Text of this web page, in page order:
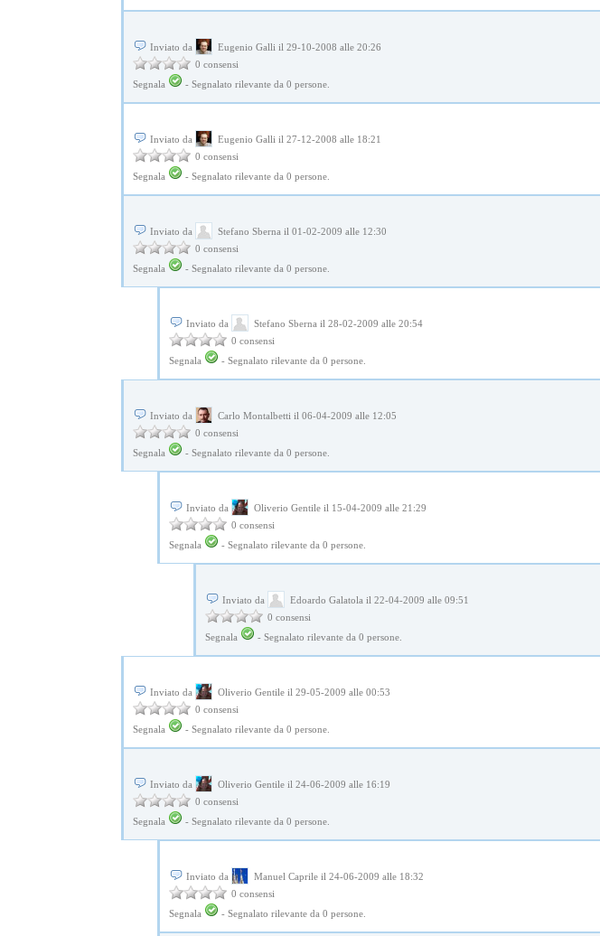
Inviato da
Eugenio Galli il 29-10-2008 alle 20:26
0 consensi
Segnala
- Segnalato rilevante da 0 persone.
Inviato da
Eugenio Galli il 27-12-2008 alle 18:21
0 consensi
Segnala
- Segnalato rilevante da 0 persone.
Inviato da
Stefano Sberna il 01-02-2009 alle 12:30
0 consensi
Segnala
- Segnalato rilevante da 0 persone.
Inviato da
Stefano Sberna il 28-02-2009 alle 20:54
0 consensi
Segnala
- Segnalato rilevante da 0 persone.
Inviato da
Carlo Montalbetti il 06-04-2009 alle 12:05
0 consensi
Segnala
- Segnalato rilevante da 0 persone.
Inviato da
Oliverio Gentile il 15-04-2009 alle 21:29
0 consensi
Segnala
- Segnalato rilevante da 0 persone.
Inviato da
Edoardo Galatola il 22-04-2009 alle 09:51
0 consensi
Segnala
- Segnalato rilevante da 0 persone.
Inviato da
Oliverio Gentile il 29-05-2009 alle 00:53
0 consensi
Segnala
- Segnalato rilevante da 0 persone.
Inviato da
Oliverio Gentile il 24-06-2009 alle 16:19
0 consensi
Segnala
- Segnalato rilevante da 0 persone.
Inviato da
Manuel Caprile il 24-06-2009 alle 18:32
0 consensi
Segnala
- Segnalato rilevante da 0 persone.